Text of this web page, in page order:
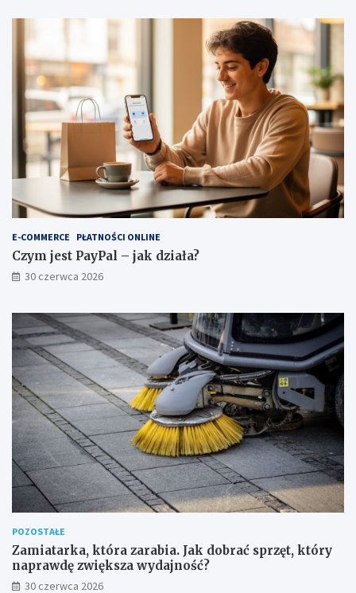
E-COMMERCE PŁATNOŚCI ONLINE
Czym jest PayPal – jak działa?
30 czerwca 2026
POZOSTAŁE
Zamiatarka, która zarabia. Jak dobrać sprzęt, który
naprawdę zwiększa wydajność?
30 czerwca 2026